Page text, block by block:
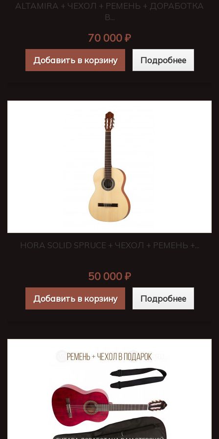
ALTAMIRA + ЧЕХОЛ + РЕМЕНЬ + ДОРАБОТКА
В...
70 000 ₽
Добавить в корзину Подробнее
HORA SOLID SPRUCE + ЧЕХОЛ + РЕМЕНЬ +...
50 000 ₽
Добавить в корзину Подробнее